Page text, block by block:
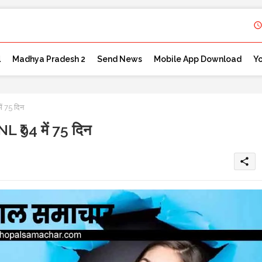
Madhya Pradesh 2 Send News Mobile App Download
75 दिन
₹94 में 75 दिन
share